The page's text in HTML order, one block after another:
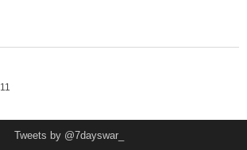
11
Tweets by @7dayswar_